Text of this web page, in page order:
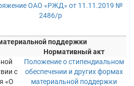
ОАО «РЖД» от 11.11.2019 №
2486/р
поддержки
Нормативный акт
с
«О
Положение о стипендиальном
обеспечении и других формах
материальной поддержки